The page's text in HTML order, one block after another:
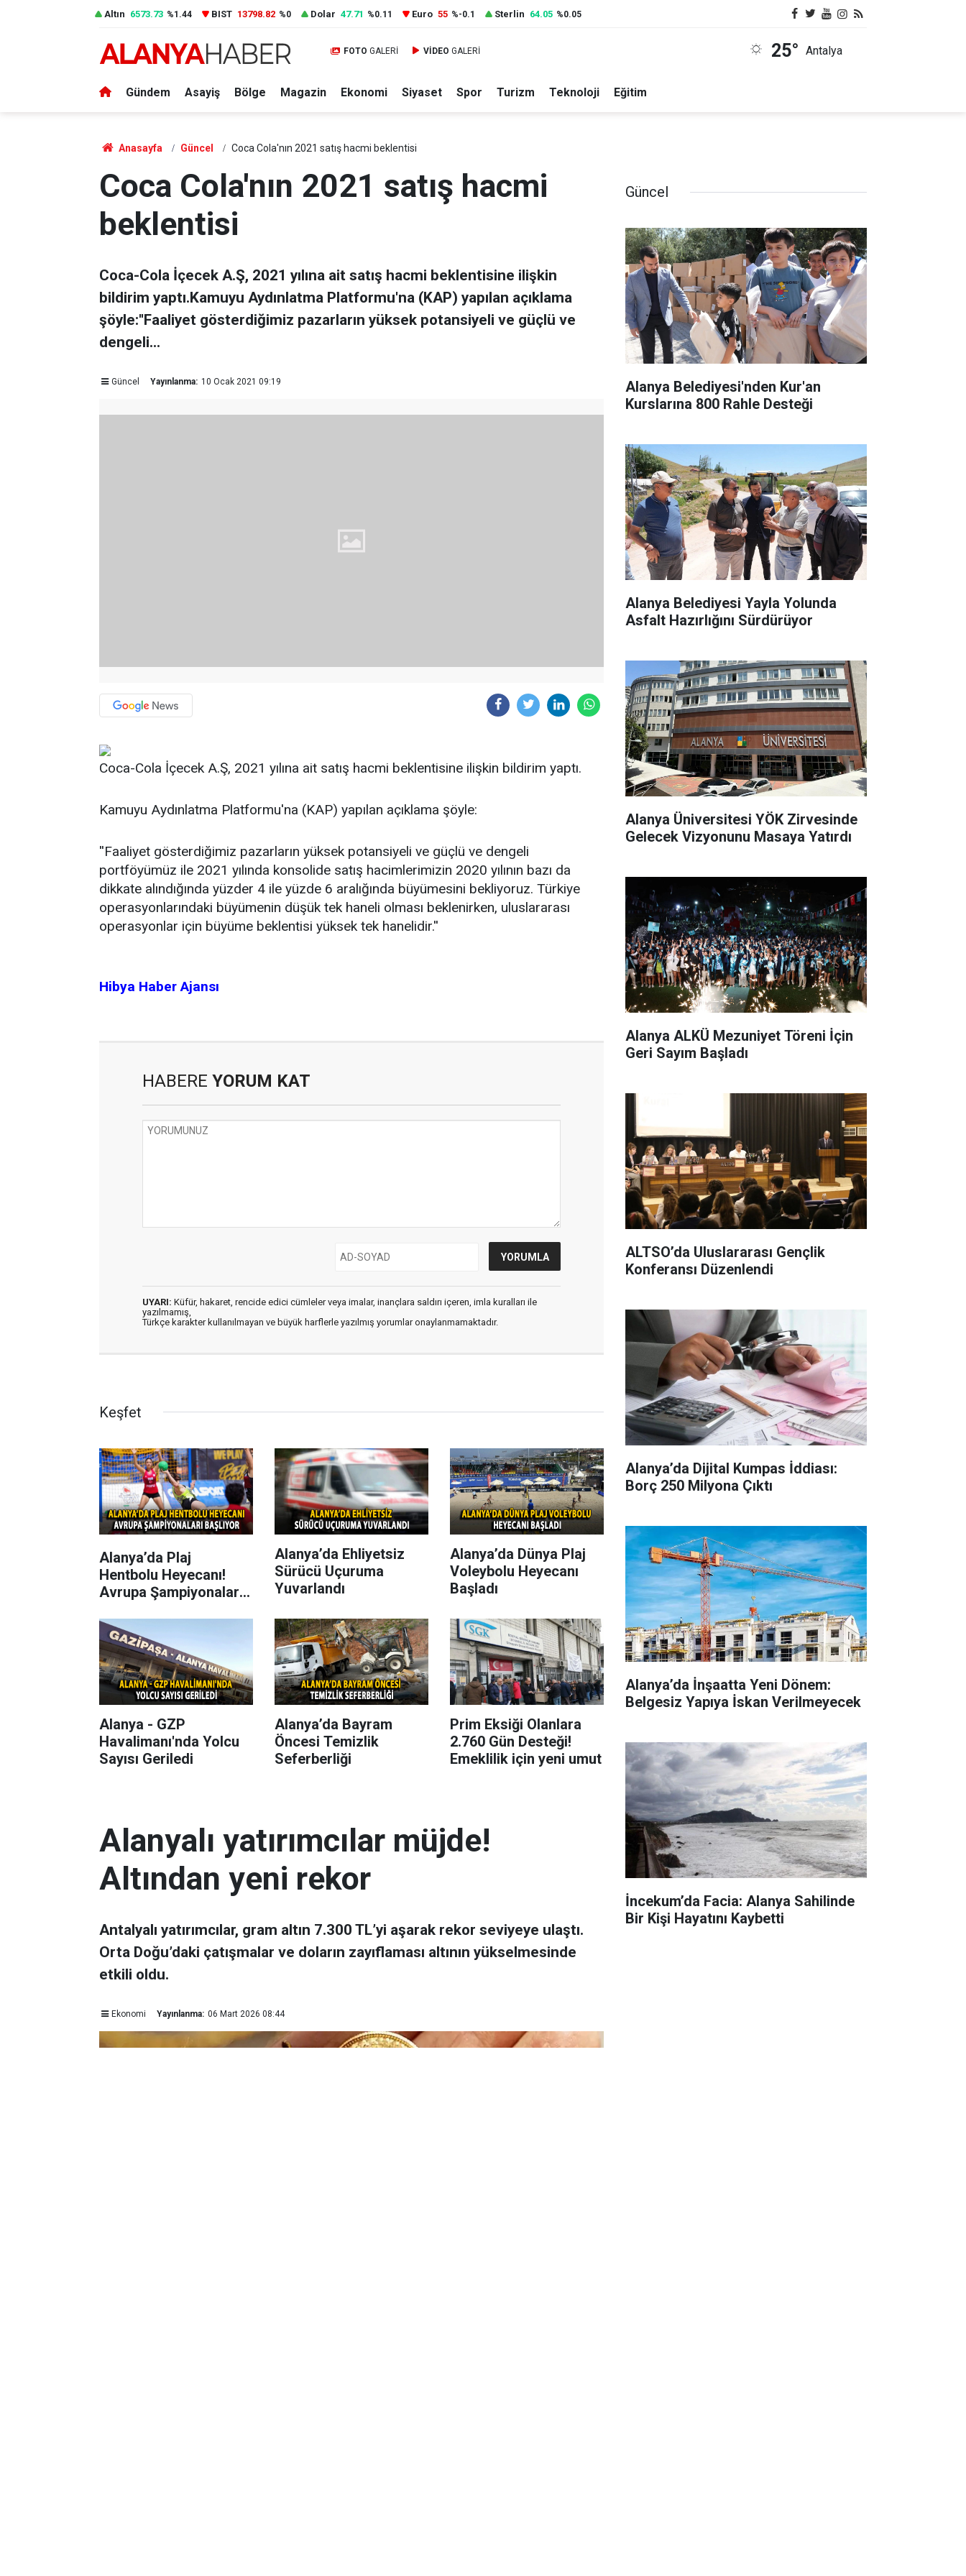
Altın 6573.73 %1.44 BIST 13798.82 %0 Dolar 47.71 %0.11 Euro 55 %-0.1 Sterlin 64.05 %0.05
FOTO GALERİ VİDEO GALERİ 25° Antalya
Gündem Asayiş Bölge Magazin Ekonomi Siyaset Spor Turizm Teknoloji Eğitim
Anasayfa Güncel Coca Cola'nın 2021 satış hacmi beklentisi
Coca Cola'nın 2021 satış hacmi
beklentisi
Coca-Cola İçecek A.Ş, 2021 yılına ait satış hacmi beklentisine ilişkin
bildirim yaptı.Kamuyu Aydınlatma Platformu'na (KAP) yapılan açıklama
şöyle:''Faaliyet gösterdiğimiz pazarların yüksek potansiyeli ve güçlü ve
dengeli...
Güncel Yayınlanma: 10 Ocak 2021 09:19
Coca-Cola İçecek A.Ş, 2021 yılına ait satış hacmi beklentisine ilişkin bildirim yaptı.
Kamuyu Aydınlatma Platformu'na (KAP) yapılan açıklama şöyle:
''Faaliyet gösterdiğimiz pazarların yüksek potansiyeli ve güçlü ve dengeli
portföyümüz ile 2021 yılında konsolide satış hacimlerimizin 2020 yılının bazı da
dikkate alındığında yüzder 4 ile yüzde 6 aralığında büyümesini bekliyoruz. Türkiye
operasyonlarındaki büyümenin düşük tek haneli olması beklenirken, uluslararası
operasyonlar için büyüme beklentisi yüksek tek hanelidir.''
Hibya Haber Ajansı
HABERE YORUM KAT
UYARI: Küfür, hakaret, rencide edici cümleler veya imalar, inançlara saldırı içeren, imla kuralları ile
yazılmamış,
Türkçe karakter kullanılmayan ve büyük harflerle yazılmış yorumlar onaylanmamaktadır.
Keşfet
Alanya’da Plaj
Hentbolu Heyecanı!
Avrupa Şampiyonaları
Alanya’da Ehliyetsiz
Sürücü Uçuruma
Yuvarlandı
Alanya’da Dünya Plaj
Voleybolu Heyecanı
Başladı
Alanya - GZP
Havalimanı'nda Yolcu
Sayısı Geriledi
Alanya’da Bayram
Öncesi Temizlik
Seferberliği
Prim Eksiği Olanlara
2.760 Gün Desteği!
Emeklilik için yeni umut
Alanyalı yatırımcılar müjde!
Altından yeni rekor
Antalyalı yatırımcılar, gram altın 7.300 TL’yi aşarak rekor seviyeye ulaştı.
Orta Doğu’daki çatışmalar ve doların zayıflaması altının yükselmesinde
etkili oldu.
Ekonomi Yayınlanma: 06 Mart 2026 08:44
Güncel
Alanya Belediyesi'nden Kur'an
Kurslarına 800 Rahle Desteği
Alanya Belediyesi Yayla Yolunda
Asfalt Hazırlığını Sürdürüyor
Alanya Üniversitesi YÖK Zirvesinde
Gelecek Vizyonunu Masaya Yatırdı
Alanya ALKÜ Mezuniyet Töreni İçin
Geri Sayım Başladı
ALTSO’da Uluslararası Gençlik
Konferansı Düzenlendi
Alanya’da Dijital Kumpas İddiası:
Borç 250 Milyona Çıktı
Alanya’da İnşaatta Yeni Dönem:
Belgesiz Yapıya İskan Verilmeyecek
İncekum’da Facia: Alanya Sahilinde
Bir Kişi Hayatını Kaybetti